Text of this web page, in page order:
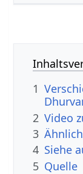
1
2 Video
3
4 Siehe
5 Quelle